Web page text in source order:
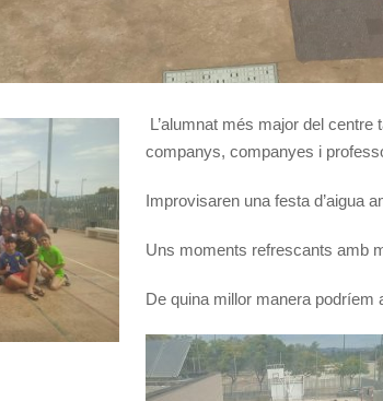
L’alumnat més major del
companys, companyes i
Improvisaren una festa d’aigua
Uns moments refrescants amb
De quina millor manera podríem